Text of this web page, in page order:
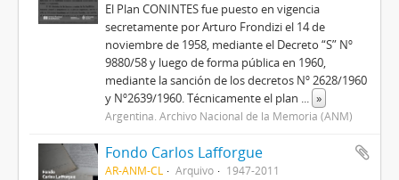
El Plan CONINTES fue puesto en vigencia
secretamente por Arturo Frondizi el 14 de
noviembre de 1958, mediante el Decreto “S” Nº
9880/58 y luego de forma pública en 1960,
mediante la sanción de los decretos Nº 2628/1960
y Nº2639/1960. Técnicamente el plan ... »
Argentina. Archivo Nacional de la Memoria (ANM)
Fondo Carlos Lafforgue
AR-ANM-CL Arquivo 1947-2011